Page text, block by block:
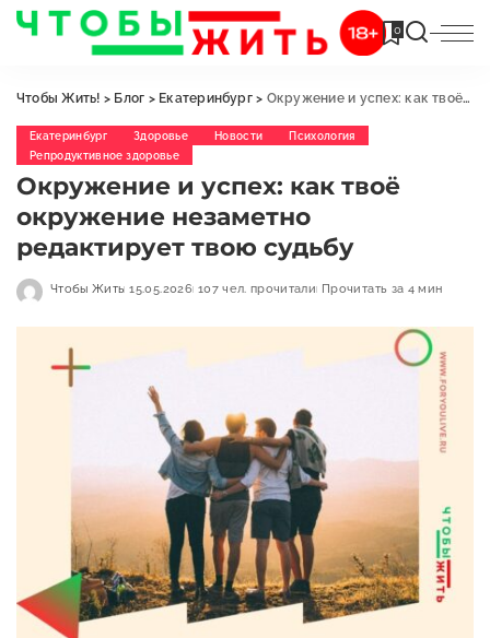
0
Чтобы Жить! > Блог > Екатеринбург> Окружение и успех: как твоё окружение незаметно редактирует твою судьбу
Екатеринбург Здоровье Новости
Психология
Репродуктивное здоровье
Окружение и успех: как твоё
окружение незаметно
редактирует твою судьбу
Чтобы Жить 15.05.2026 107 чел. прочитали Прочитать за 4 мин